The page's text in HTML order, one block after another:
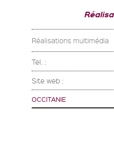
Réalisations multimédia
Tel. :
Site web :
OCCITANIE